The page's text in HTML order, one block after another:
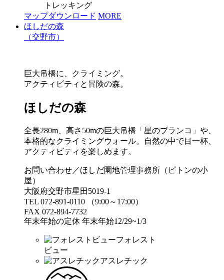
トレッキング
マップダウンロード MORE
ほしだの森
（交野市）
巨大吊橋に、クライミング。
アクティビティと冒険の森。
ほしだの森
全長280m、高さ50mの巨大吊橋「星のブランコ」や、
本格的なクライミングウォール。自然の中で目一杯、
アクティビティを楽しめます。
お問い合わせ／ほしだ園地管理事務所（ピトンの小
屋）
大阪府交野市星田5019-1
TEL 072-891-0110 （9:00～17:00）
FAX 072-894-7732
年末年始の定休 年末年始12/29~1/3
フォレスト
ビュー
アスレチック